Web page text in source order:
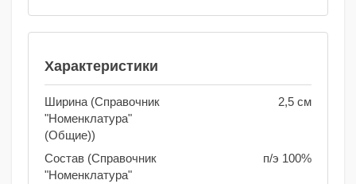
Характеристики
Ширина (Справочник
"Номенклатура"
(Общие))
2,5 см
Состав (Справочник
"Номенклатура"
п/э 100%